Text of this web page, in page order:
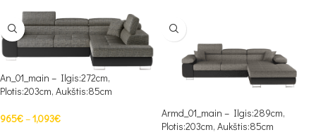
An_01_main – Ilgis:272cm,
Plotis:203cm, Aukštis:85cm
965€–1,093€
Armd_01_main – Ilgis:289cm,
Plotis:203cm, Aukštis:85cm